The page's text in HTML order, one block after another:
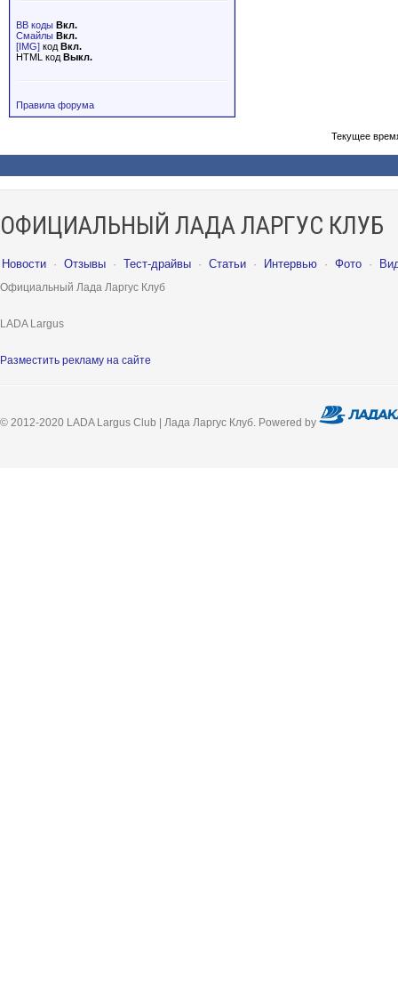
BB коды Вкл.
Смайлы Вкл.
[IMG] код Вкл.
HTML код Выкл.
Правила форума
Текущее
ОФИЦИАЛЬНЫЙ ЛАДА ЛАРГУС КЛУБ
Новости · Отзывы · Тест-драйвы · Статьи · Интервью · Фото ·
Официальный Лада Ларгус Клуб
LADA Largus
Разместить рекламу на сайте
© 2012-2020 LADA Largus Club | Лада Ларгус Клуб. Powered by